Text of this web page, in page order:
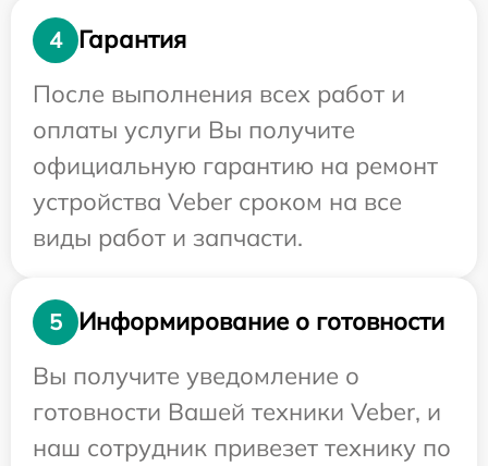
4
Гарантия
После выполнения всех работ и
оплаты услуги Вы получите
официальную гарантию на ремонт
устройства Veber сроком на все
виды работ и запчасти.
5
Информирование о готовности
Вы получите уведомление о
готовности Вашей техники Veber, и
наш сотрудник привезет технику по